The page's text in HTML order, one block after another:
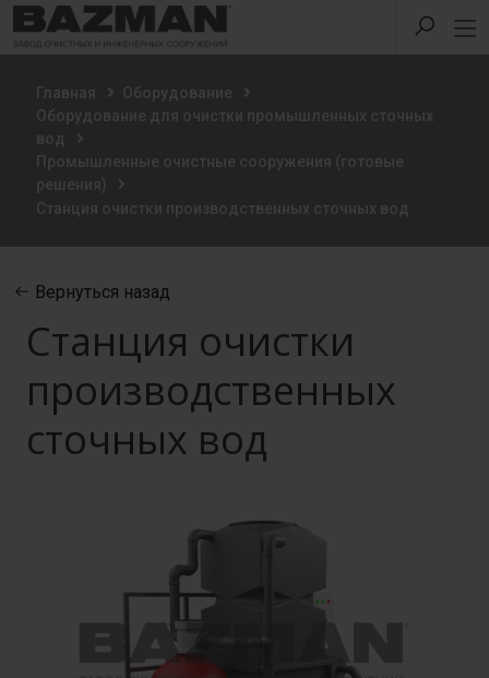
Главная
Оборудование
Оборудование для очистки промышленных сточных
вод
Промышленные очистные сооружения (готовые
решения)
Станция очистки производственных сточных вод
Вернуться назад
Станция очистки
производственных
сточных вод